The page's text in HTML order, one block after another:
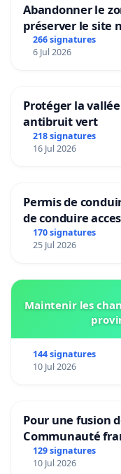
Abandonner le
préserver le site
266 signatures
6 Jul 2026
Protéger la
antibruit vert
218 signatures
16 Jul 2026
Permis de
de conduire
Bruxelles
170 signatures
25 Jul 2026
Maintenir les
144 signatures
10 Jul 2026
Pour une fusion
Communauté
Bruxelles)
129 signatures
10 Jul 2026